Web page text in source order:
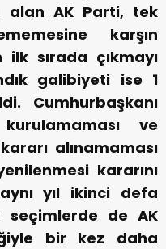
alan AK Parti, tek
karşın
sırada çıkmayı
galibiyeti ise 1
Cumhurbaşkanı
ve
alınamaması
kararını
yıl ikinci defa
seçimlerde de AK
bir kez daha